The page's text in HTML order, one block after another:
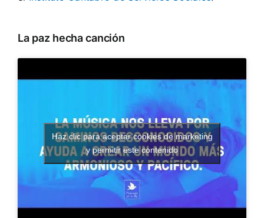
La paz hecha canción
Haz clic para aceptar cookies de marketing
y permitir este contenido